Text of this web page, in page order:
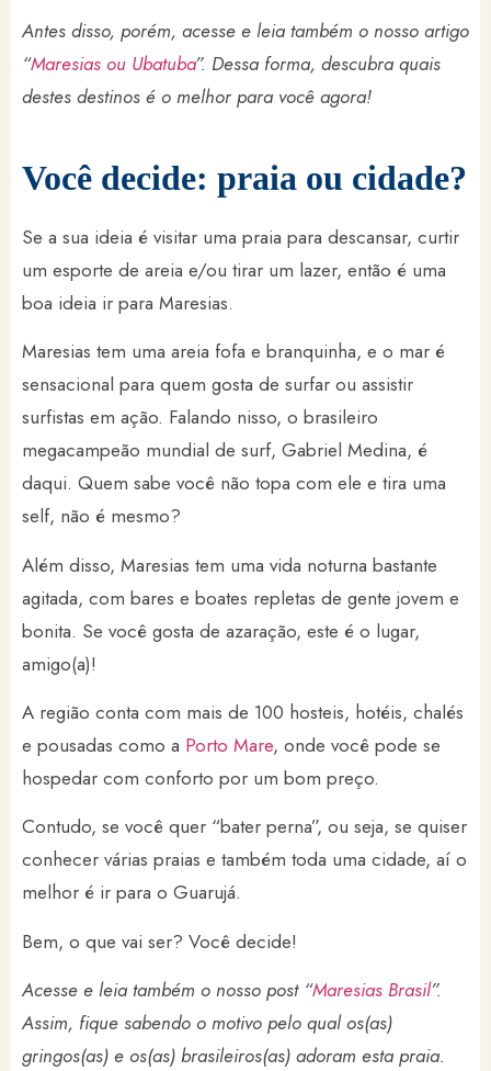
Antes disso, porém, acesse e leia também o nosso artigo
“Maresias ou Ubatuba”. Dessa forma, descubra quais
destes destinos é o melhor para você agora!
Você decide: praia ou cidade?
Se a sua ideia é visitar uma praia para descansar, curtir
um esporte de areia e/ou tirar um lazer, então é uma
boa ideia ir para Maresias.
Maresias tem uma areia fofa e branquinha, e o mar é
sensacional para quem gosta de surfar ou assistir
surfistas em ação. Falando nisso, o brasileiro
megacampeão mundial de surf, Gabriel Medina, é
daqui. Quem sabe você não topa com ele e tira uma
self, não é mesmo?
Além disso, Maresias tem uma vida noturna bastante
agitada, com bares e boates repletas de gente jovem e
bonita. Se você gosta de azaração, este é o lugar,
amigo(a)!
A região conta com mais de 100 hosteis, hotéis, chalés
e pousadas como a Porto Mare, onde você pode se
hospedar com conforto por um bom preço.
Contudo, se você quer “bater perna”, ou seja, se quiser
conhecer várias praias e também toda uma cidade, aí o
melhor é ir para o Guarujá.
Bem, o que vai ser? Você decide!
Acesse e leia também o nosso post “Maresias Brasil”.
Assim, fique sabendo o motivo pelo qual os(as)
gringos(as) e os(as) brasileiros(as) adoram esta praia.